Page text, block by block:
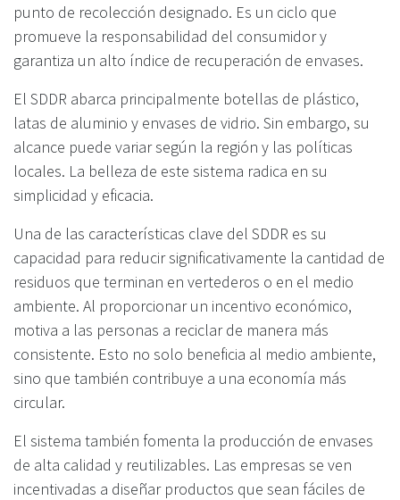
punto de recolección designado. Es un ciclo que
promueve la responsabilidad del consumidor y
garantiza un alto índice de recuperación de envases.
El SDDR abarca principalmente botellas de plástico,
latas de aluminio y envases de vidrio. Sin embargo, su
alcance puede variar según la región y las políticas
locales. La belleza de este sistema radica en su
simplicidad y eficacia.
Una de las características clave del SDDR es su
capacidad para reducir significativamente la cantidad de
residuos que terminan en vertederos o en el medio
ambiente. Al proporcionar un incentivo económico,
motiva a las personas a reciclar de manera más
consistente. Esto no solo beneficia al medio ambiente,
sino que también contribuye a una economía más
circular.
El sistema también fomenta la producción de envases
de alta calidad y reutilizables. Las empresas se ven
incentivadas a diseñar productos que sean fáciles de